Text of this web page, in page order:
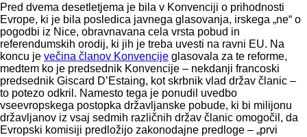
Pred dvema desetletjema je bila v Konvenciji o prihodnosti
Evrope, ki je bila posledica javnega glasovanja, irskega „ne“ o
pogodbi iz Nice, obravnavana cela vrsta pobud in
referendumskih orodij, ki jih je treba uvesti na ravni EU. Na
koncu je večina članov Konvencije glasovala za te reforme,
medtem ko je predsednik Konvencije – nekdanji francoski
predsednik Giscard D’Estaing, kot skrbnik vlad držav članic –
to potezo odkril. Namesto tega je ponudil uvedbo
vseevropskega postopka državljanske pobude, ki bi milijonu
državljanov iz vsaj sedmih različnih držav članic omogočil, da
Evropski komisiji predložijo zakonodajne predloge – „prvi